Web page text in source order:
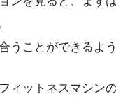
うことができるよう
ィットネスマシン